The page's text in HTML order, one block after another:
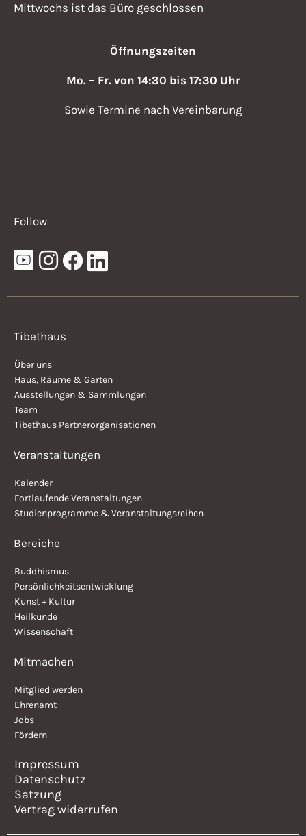
Mittwochs ist das Büro geschlossen
Öffnungszeiten
Mo. – Fr. von 14:30 bis 17:30 Uhr
Sowie Termine nach Vereinbarung
Follow
Tibethaus
Über uns
Haus, Räume & Garten
Ausstellungen & Sammlungen
Team
Tibethaus Partnerorganisationen
Veranstaltungen
Kalender
Fortlaufende Veranstaltungen
Studienprogramme & Veranstaltungsreihen
Bereiche
Buddhismus
Persönlichkeitsentwicklung
Kunst + Kultur
Heilkunde
Wissenschaft
Mitmachen
Mitglied werden
Ehrenamt
Jobs
Fördern
Impressum
Datenschutz
Satzung
Vertrag widerrufen